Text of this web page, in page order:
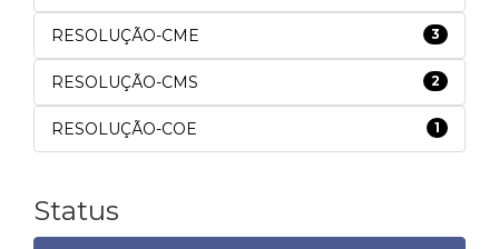
RESOLUÇÃO-CME 3
RESOLUÇÃO-CMS 2
RESOLUÇÃO-COE 1
Status